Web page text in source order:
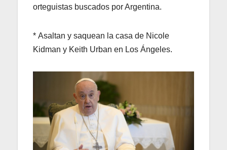
orteguistas buscados por Argentina.
* Asaltan y saquean la casa de Nicole
Kidman y Keith Urban en Los Ángeles.